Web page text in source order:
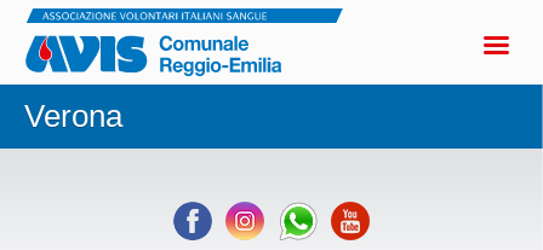
Verona